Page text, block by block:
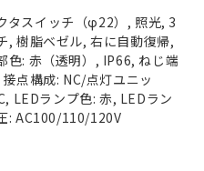
タスイッチ（φ22）, 照光, 3
, 樹脂ベゼル, 右に自動復帰,
色: 赤（透明）, IP66, ねじ端
点構成: NC/点灯ユニッ
LEDランプ色: 赤, LEDラン
: AC100/110/120V